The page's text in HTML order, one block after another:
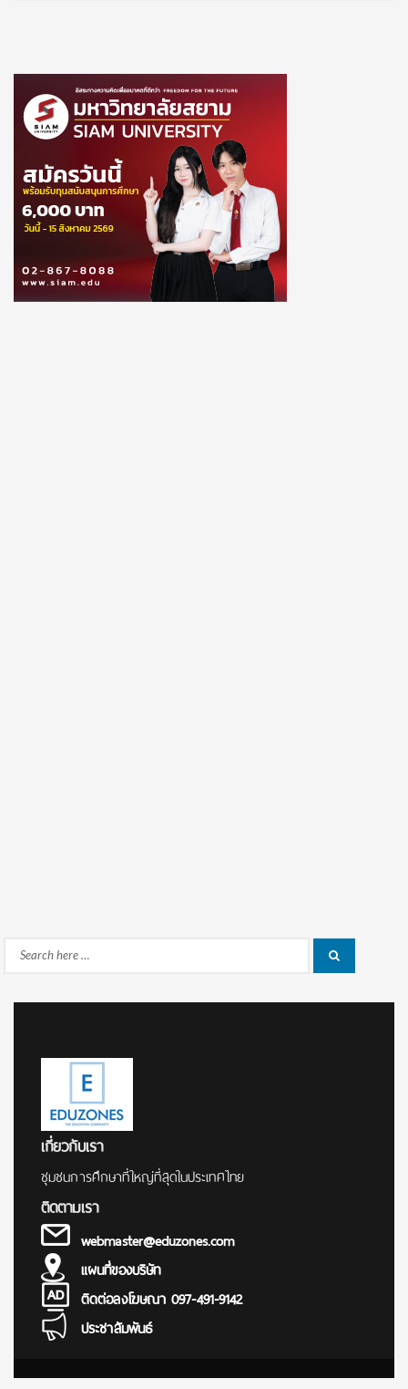
Search
เกี่ยวกับเรา
ชุมชนการศึกษาที่ใหญ่ที่สุดในประเทศไทย
ติดตามเรา
webmaster@eduzones.com
แผนที่ของบริษัท
ติดต่อลงโฆษณา 097-491-9142
ประชาสัมพันธ์